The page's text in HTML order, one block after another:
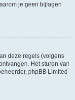
je geen bijlagen
deze regels (volgens
Het sturen van
phpBB Limited